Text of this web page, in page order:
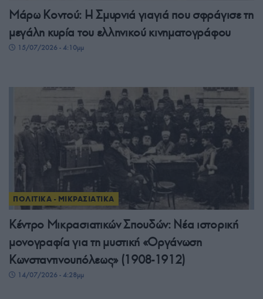
Μάρω Κοντού: Η Σμυρνιά γιαγιά που σφράγισε τη
μεγάλη κυρία του ελληνικού κινηματογράφου
15/07/2026 - 4:10μμ
ΠΟΛΙΤΙΚΑ - ΜΙΚΡΑΣΙΑΤΙΚΑ
Κέντρο Μικρασιατικών Σπουδών: Νέα ιστορική
μονογραφία για τη μυστική «Οργάνωση
Κωνσταντινουπόλεως» (1908-1912)
14/07/2026 - 4:28μμ